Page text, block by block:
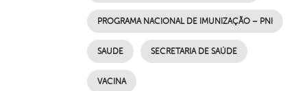
PROGRAMA NACIONAL DE IMUNIZAÇÃO – PNI
SAUDE SECRETARIA DE SAÚDE
VACINA